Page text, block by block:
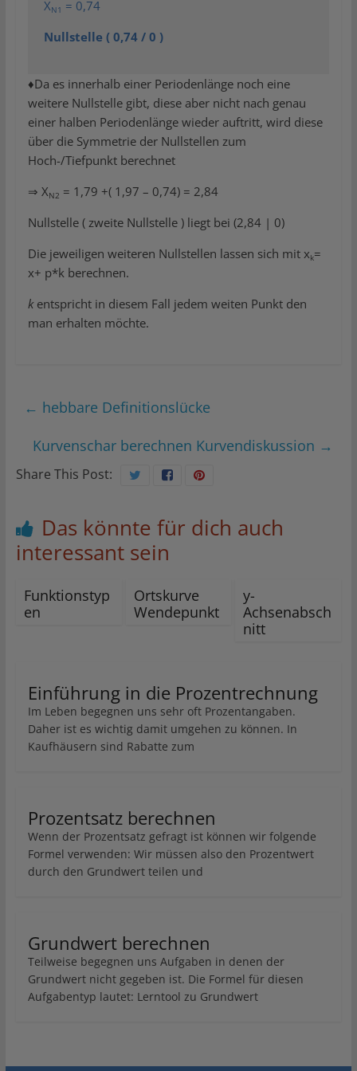
XN1 = 0,74
Nullstelle ( 0,74 / 0 )
♦Da es innerhalb einer Periodenlänge noch eine
weitere Nullstelle gibt, diese aber nicht nach genau
einer halben Periodenlänge wieder auftritt, wird diese
über die Symmetrie der Nullstellen zum
Hoch-/Tiefpunkt berechnet
⇒ XN2 = 1,79 +( 1,97 – 0,74) = 2,84
Nullstelle ( zweite Nullstelle ) liegt bei (2,84 | 0)
Die jeweiligen weiteren Nullstellen lassen sich mit xk=
x+ p*k berechnen.
kentspricht in diesem Fall jedem weiten Punkt den
man erhalten möchte.
← hebbare Definitionslücke
Kurvenschar berechnen Kurvendiskussion →
Share This Post:
Das könnte für dich auch
interessant sein
Funktionstyp
en
Ortskurve
Wendepunkt
y-
Achsenabsch
nitt
Einführung in die Prozentrechnung
Im Leben begegnen uns sehr oft Prozentangaben.
Daher ist es wichtig damit umgehen zu können. In
Kaufhäusern sind Rabatte zum
Prozentsatz berechnen
Wenn der Prozentsatz gefragt ist können wir folgende
Formel verwenden: Wir müssen also den Prozentwert
durch den Grundwert teilen und
Grundwert berechnen
Teilweise begegnen uns Aufgaben in denen der
Grundwert nicht gegeben ist. Die Formel für diesen
Aufgabentyp lautet: Lerntool zu Grundwert